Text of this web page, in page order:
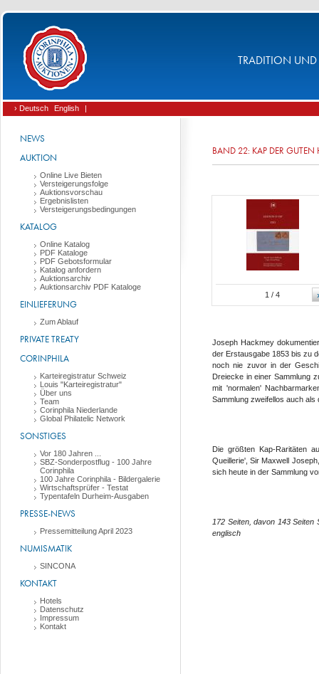
TRADITION UND
› Deutsch English |
NEWS
AUKTION
Online Live Bieten
Versteigerungsfolge
Auktionsvorschau
Ergebnislisten
Versteigerungsbedingungen
KATALOG
Online Katalog
PDF Kataloge
PDF Gebotsformular
Katalog anfordern
Auktionsarchiv
Auktionsarchiv PDF Kataloge
EINLIEFERUNG
Zum Ablauf
PRIVATE TREATY
CORINPHILA
Karteiregistratur Schweiz
Louis "Karteiregistratur"
Über uns
Team
Corinphila Niederlande
Global Philatelic Network
SONSTIGES
Vor 180 Jahren ...
SBZ-Sonderpostflug - 100 Jahre
Corinphila
100 Jahre Corinphila - Bildergalerie
Wirtschaftsprüfer - Testat
Typentafeln Durheim-Ausgaben
PRESSE-NEWS
Pressemitteilung April 2023
NUMISMATIK
SINCONA
KONTAKT
Hotels
Datenschutz
Impressum
Kontakt
BAND 22: KAP DER
1 / 4
Joseph Hackmey
der Erstausgabe 1853 bis zu
noch nie zuvor in der
Dreiecke in einer Sammlung
mit 'normalen'
Sammlung zweifellos auch
Die größten Kap-Raritäten
Queillerie', Sir Maxwell
sich heute in der Sammlung
172 Seiten, davon 143
englisch